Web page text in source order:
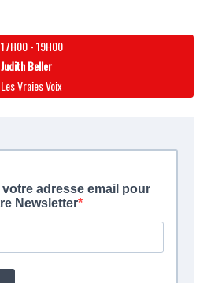
17H00-19H00
Judith Beller
Les Vraies Voix